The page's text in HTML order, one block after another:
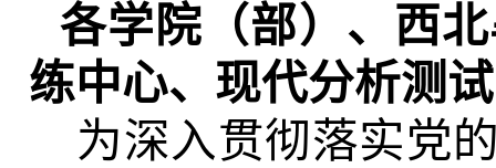
各学院（部）、西
练中心、现代分析测
为深入贯彻落实党